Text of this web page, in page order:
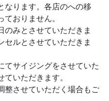
なります。各店のへの移
おりません。
のみとさせていただきま
セルとさせていただきま
てサイジングをさせていた
いただきます。
整させていただく場合もご